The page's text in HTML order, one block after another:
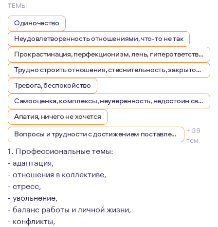
ТЕМЫ
Одиночество
Неудовлетворенность отношениями, что-то не так
Прокрастинация, перфекционизм, лень, гиперответственность
Трудно строить отношения, стеснительность, закрытость
Тревога, беспокойство
Самооценка, комплексы, неуверенность, недостоин своей должности или положения в обществе
Апатия, ничего не хочется
Вопросы и трудности с достижением поставленных целей
+ 39
тем
1. Профессиональные темы:
- адаптация,
- отношения в коллективе,
- стресс,
- увольнение,
- баланс работы и личной жизни,
- конфликты,